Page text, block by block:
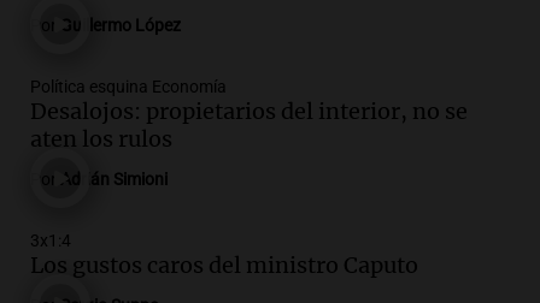
Audio.Femicidio por fuego en el auto:
qué dijo la defensa del esposo acusado
Episodios
Audio.Exconvicto con doble empleo
estatal: la SENAF asegura que se enteró
Guillermo López
Política esquina Economía
Desalojos: propietarios del interior, no se
aten los rulos
Adrián Simioni
3x1:4
Los gustos caros del ministro Caputo